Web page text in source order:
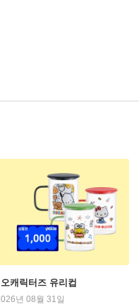
캐릭터즈 유리컵
년 08월 31일